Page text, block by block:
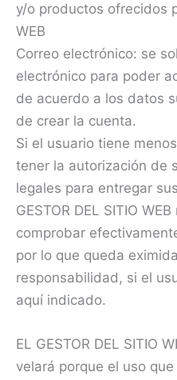
y/o productos ofrecidos
WEB
Correo electrónico: se
electrónico para poder
de acuerdo a los datos
de crear la cuenta.
Si el usuario tiene
tener la autorización de
legales para entregar
GESTOR DEL SITIO
comprobar
por lo que queda
responsabilidad, si el
aquí indicado.
EL GESTOR DEL SITIO
velará porque el uso